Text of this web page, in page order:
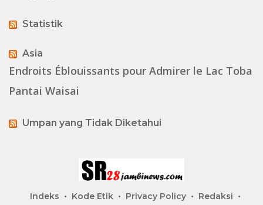
Statistik
Asia
Endroits Éblouissants pour Admirer le Lac Toba
Pantai Waisai
Umpan yang Tidak Diketahui
Indeks Kode Etik Privacy Policy
Redaksi